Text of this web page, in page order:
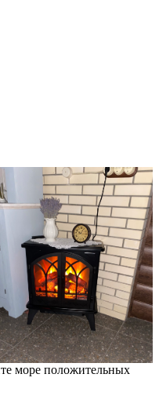
море положительных